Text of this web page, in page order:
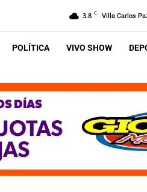
3.8 C Villa Carlos
POLÍTICA VIVO SHOW